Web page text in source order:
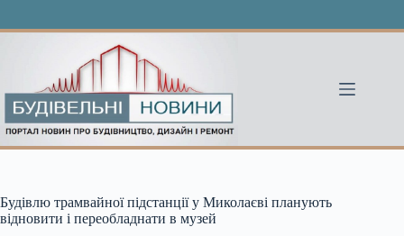
Будівлю трамвайної підстанції у Миколаєві планують
відновити і переобладнати в музей